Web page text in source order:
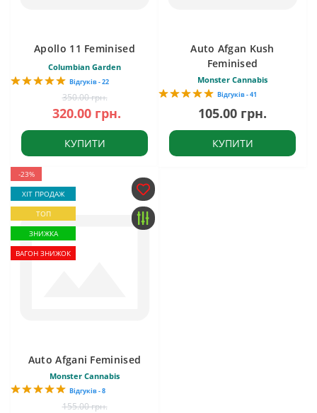
Apollo 11 Feminised
Columbian Garden
Відгуків - 22
350.00 грн.
320.00 грн.
КУПИТИ
Auto Afgan Kush
Feminised
Monster Cannabis
Відгуків - 41
105.00 грн.
КУПИТИ
-23%
ХІТ ПРОДАЖ
ТОП
ЗНИЖКА
ВАГОН ЗНИЖОК
Auto Afgani Feminised
Monster Cannabis
Відгуків - 8
155.00 грн.